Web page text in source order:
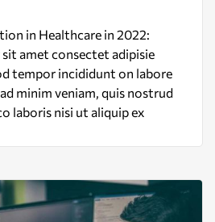
in Healthcare in 2022:
amet consectet adipisie
tempor incididunt on labore
minim veniam, quis nostrud
laboris nisi ut aliquip ex